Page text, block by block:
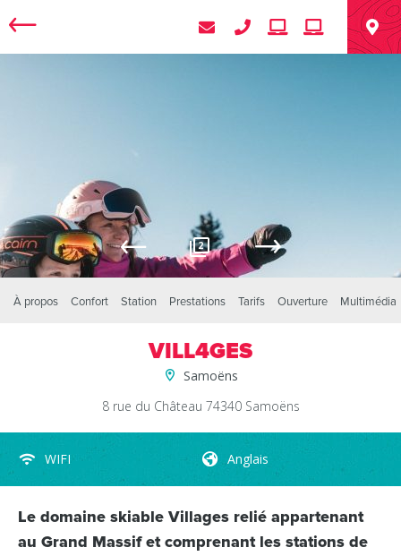
2
À propos Confort Station Prestations Tarifs Ouverture Multimédia
VILL4GES
Samoëns
8 rue du Château 74340 Samoëns
WIFI Anglais
Le domaine skiable Villages relié appartenant
au Grand Massif et comprenant les stations de